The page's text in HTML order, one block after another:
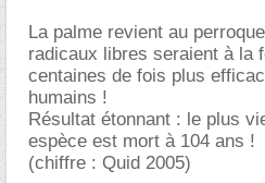
La palme revient au
radicaux libres seraient à la
centaines de fois plus
humains !
Résultat étonnant : le plus
espèce est mort à 104 ans !
(chiffre : Quid 2005)